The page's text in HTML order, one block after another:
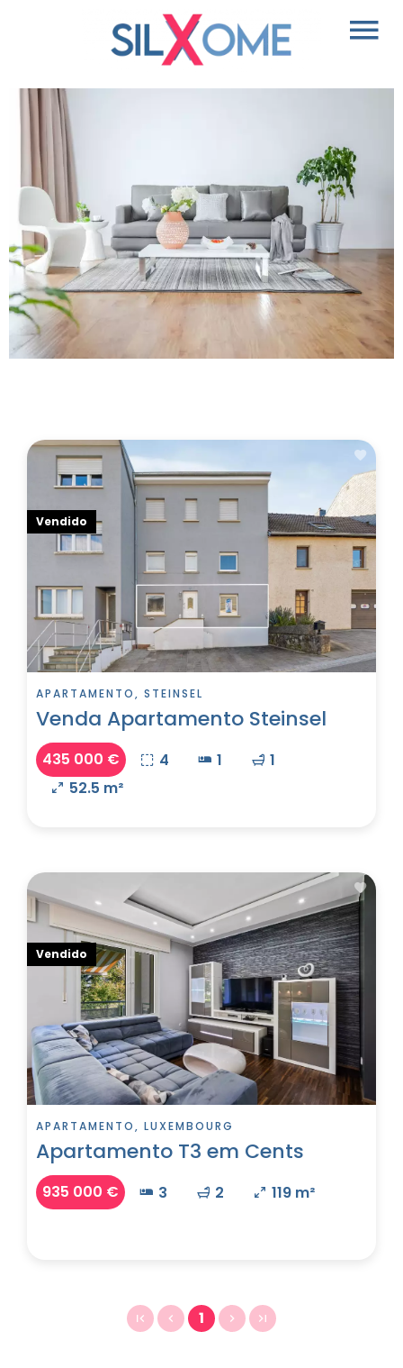
APARTAMENTO, STEINSEL
Venda Apartamento Steinsel
435 000 € 4 1
1
52.5 m²
Vendido
APARTAMENTO, LUXEMBOURG
Apartamento T3 em Cents
935 000 € 3 2 119 m²
Vendido
1